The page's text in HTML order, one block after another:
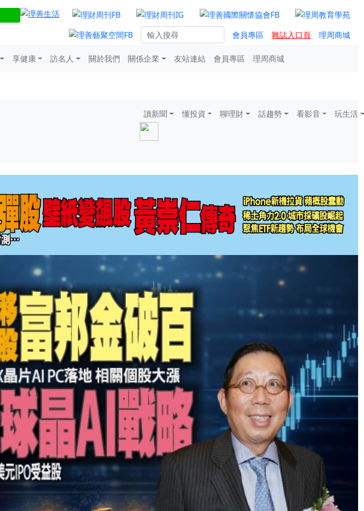
會員專區 雜誌入口頁 理周商城
享健康 訪名人 關於我們 關係企業 友站連結 會員專區 理周商城
讀新聞 懂投資 聊理財 話趨勢 看影音 玩生活